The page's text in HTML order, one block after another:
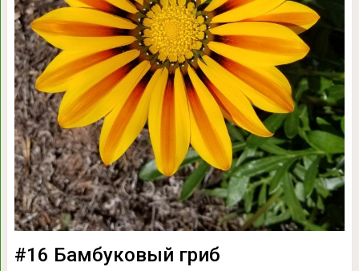
#16 Бамбуковый гриб